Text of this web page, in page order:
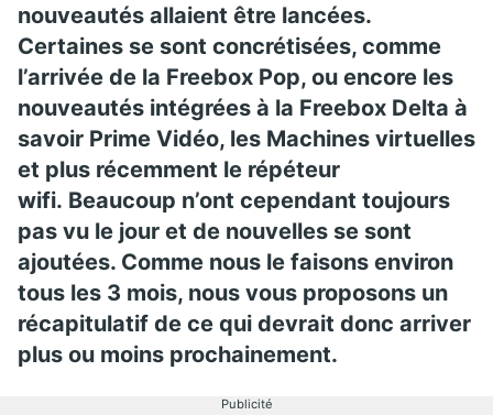
nouveautés allaient être lancées.
Certaines se sont concrétisées, comme
l’arrivée de la Freebox Pop, ou encore les
nouveautés intégrées à la Freebox Delta à
savoir Prime Vidéo, les Machines virtuelles
et plus récemment le répéteur
wifi. Beaucoup n’ont cependant toujours
pas vu le jour et de nouvelles se sont
ajoutées. Comme nous le faisons environ
tous les 3 mois, nous vous proposons un
récapitulatif de ce qui devrait donc arriver
plus ou moins prochainement.
Publicité